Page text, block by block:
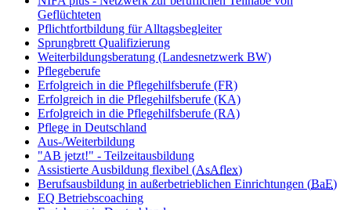
Geflüchteten
Pflichtfortbildung für Alltagsbegleiter
Sprungbrett Qualifizierung
Weiterbildungsberatung (Landesnetzwerk BW)
Pflegeberufe
Erfolgreich in die Pflegehilfsberufe (FR)
Erfolgreich in die Pflegehilfsberufe (KA)
Erfolgreich in die Pflegehilfsberufe (RA)
Pflege in Deutschland
Aus-/Weiterbildung
"AB jetzt!" - Teilzeitausbildung
Assistierte Ausbildung flexibel (AsAflex)
Berufsausbildung in außerbetrieblichen Einrichtungen (BaE)
EQ Betriebscoaching